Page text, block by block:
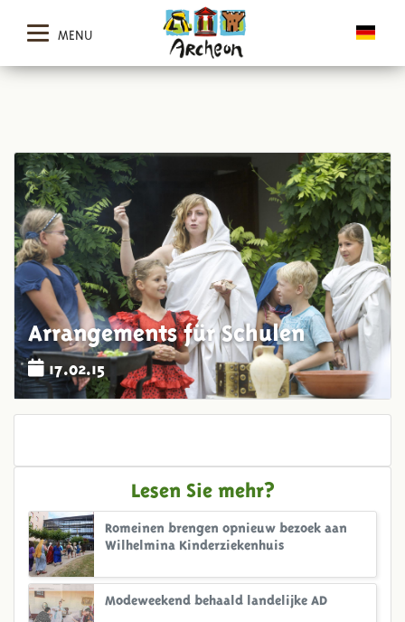
MENU
Arrangements für Schulen
17.02.15
Lesen Sie mehr?
Romeinen brengen opnieuw bezoek aan
Wilhelmina Kinderziekenhuis
Modeweekend behaald landelijke AD